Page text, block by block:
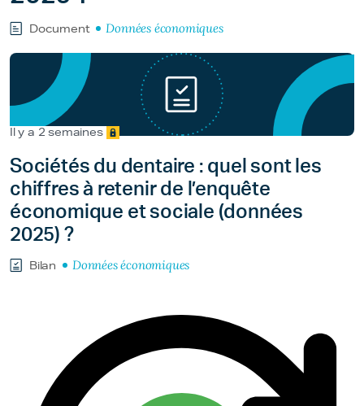
Document Données économiques
Il y a 2 semaines
Sociétés du dentaire : quel sont les
chiffres à retenir de l’enquête
économique et sociale (données
2025) ?
Bilan Données économiques